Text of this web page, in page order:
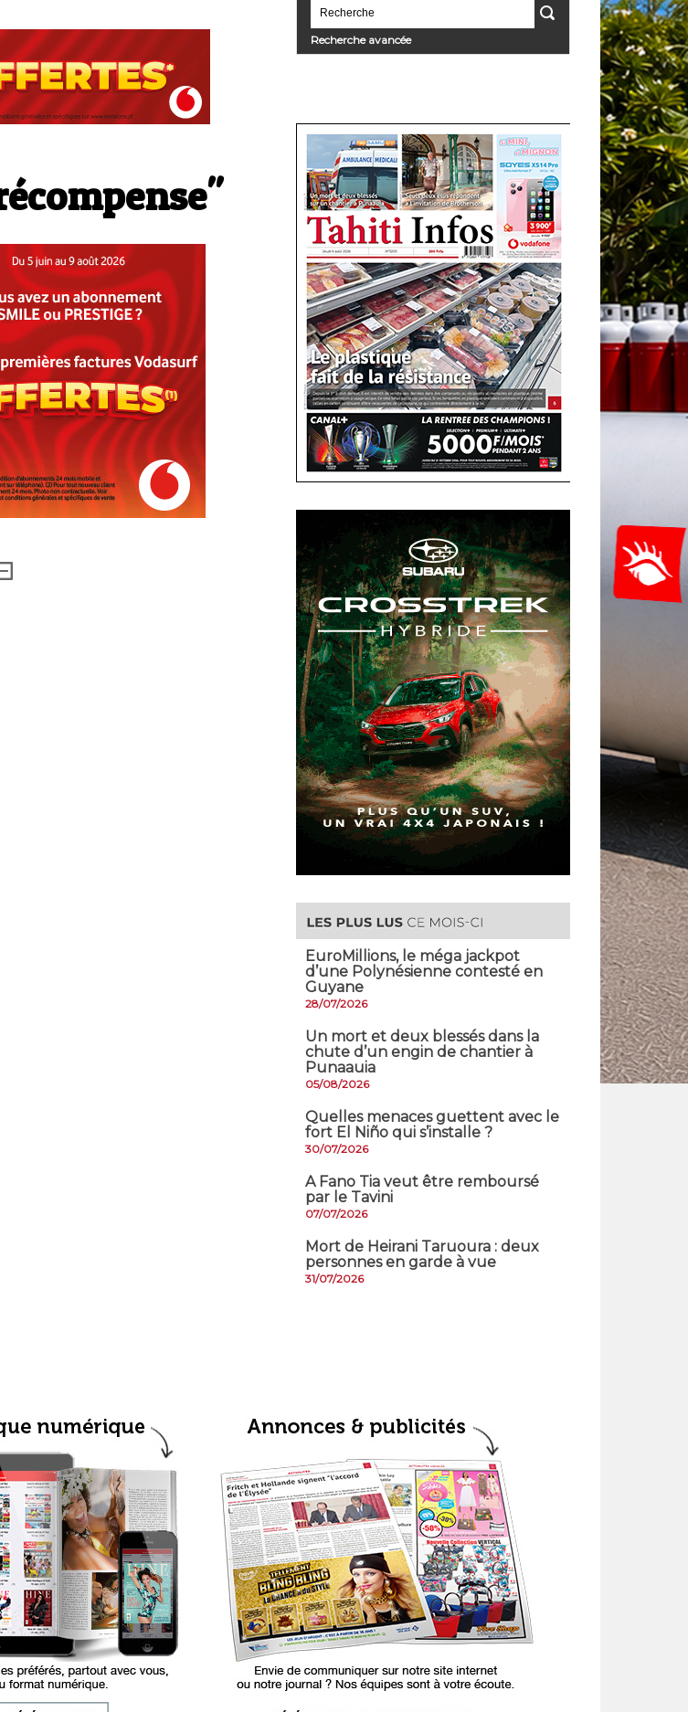
Recherche avancée
EuroMillions, ​le méga jackpot
d’une Polynésienne contesté en
Guyane
28/07/2026
​Un mort et deux blessés dans la
chute d’un engin de chantier à
Punaauia
05/08/2026
Quelles menaces guettent avec le
fort El Niño qui s’installe ?
30/07/2026
A Fano Tia veut être remboursé
par le Tavini
07/07/2026
Mort de Heirani Taruoura : deux
personnes en garde à vue
31/07/2026